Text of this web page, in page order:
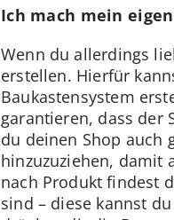
Ich mach mein
Wenn du allerdings
erstellen. Hierfür
Baukastensystem
garantieren, dass der
du deinen Shop auch
hinzuzuziehen, damit
nach Produkt findest
sind – diese kannst